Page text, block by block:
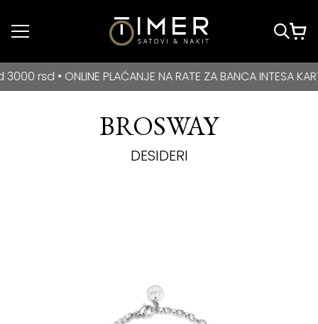
Idi do glavnog
BESPLATNA DOSTAVA za kupovine veće od 3000 rsd •
ONLINE PLAĆANJE NA RATE ZA BANCA INTESA KARTICE
BROSWAY
DESIDERI